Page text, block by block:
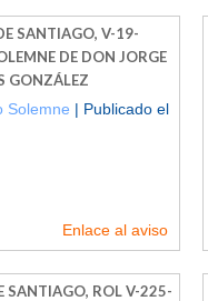
SANTIAGO, V-19-
DE DON JORGE
GONZÁLEZ
Solemne | Publicado el
Enlace al aviso
SANTIAGO, ROL V-225-